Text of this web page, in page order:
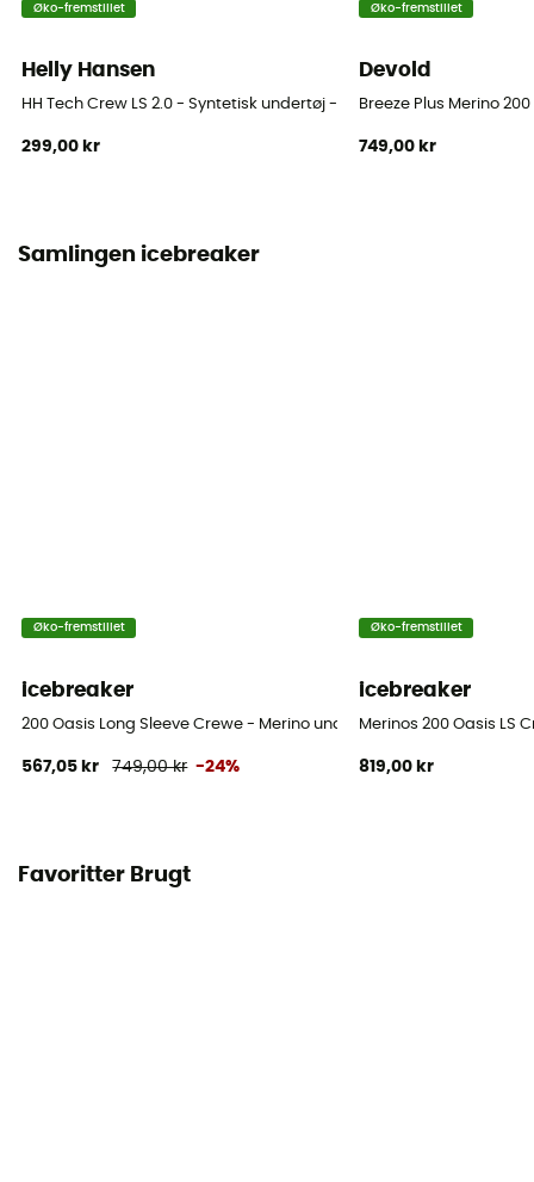
Vægt (g/m2)
Øko-fremstillet
Helly Hansen
HH Tech Crew LS 2.0 - Syntetisk undertøj - Damer
299,00 kr
Øko-fremstillet
Devold
Breeze Plus Merino
749,00 kr
Samlingen icebreaker
Øko-fremstillet
icebreaker
200 Oasis Long Sleeve Crewe - Merino undertøj Damer
567,05 kr 749,00 kr -24%
Øko-fremstillet
icebreaker
Merinos 200 Oasis LS
819,00 kr
Favoritter Brugt